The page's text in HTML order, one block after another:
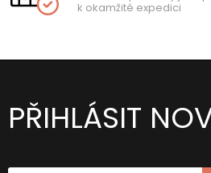
k okamžité expedici
PŘIHLÁSIT